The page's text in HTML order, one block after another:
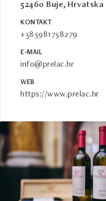
52460 Buje, Hrvatska
KONTAKT
+385981758279
E-MAIL
info@prelac.hr
WEB
https://www.prelac.hr